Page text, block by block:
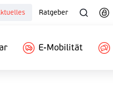
Ratgeber
E-Mobilität